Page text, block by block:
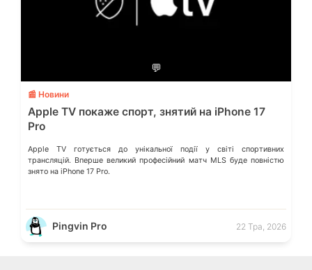
💬
📰 Новини
Apple TV покаже спорт, знятий на iPhone 17
Pro
Apple TV готується до унікальної події у світі спортивних
трансляцій. Вперше великий професійний матч MLS буде повністю
знято на iPhone 17 Pro.
Pingvin Pro 22 Тра, 2026